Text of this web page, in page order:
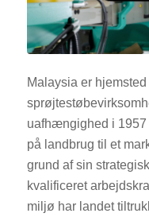
Malaysia er
uafhængighed i 1957
på landbrug til et
grund af sin
kvalificeret
miljø har landet